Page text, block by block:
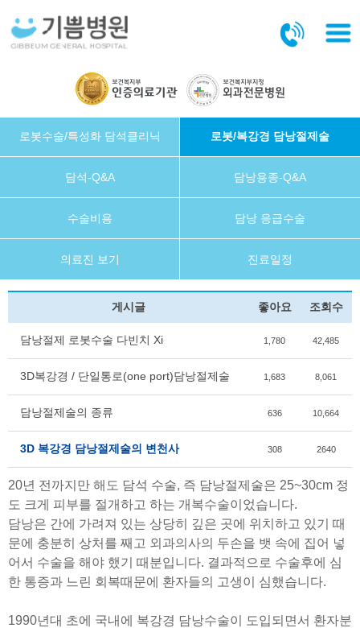
로봇수술/특성화 담석클리닉 로봇/복강경 담낭절제술
담석-Q&A 담낭용종-Q&A
수술비용 담낭 응급수술
의료진 보기 진료일정
게시글 좋아요 조회수
담낭절제 로봇수술 다빈치 Xi 1,780 42,485
3D복강경 / 단일통로(one port)담낭절제술 1,683 8,061
담낭절제술의 종류 636 10,664
3D 복강경 담낭절제술의 변천사 308 2640
20년 전까지만 해도 담석 수술, 즉 담낭절제술은 25~30cm 정
도 크게 피부를 절개하고 하는 개복수술이었습니다.
담낭은 간에 가려져 있는 상당히 깊은 곳에 위치하고 있기 때
문에 충분히 상처를 째고 외과의사의 두손을 뱃 속에 집어 넣
어서 수술을 해야 했기 때분입니다. 결과적으로 수술후에 심
한 통증과 느린 회복때문에 환자들의 고생이 심했습니다.
1990년대 초에 국내에 복강경 담낭수술이 도입되면서 환자분